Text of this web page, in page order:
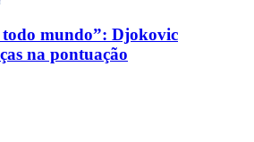
mundo”: Djokovic
na pontuação